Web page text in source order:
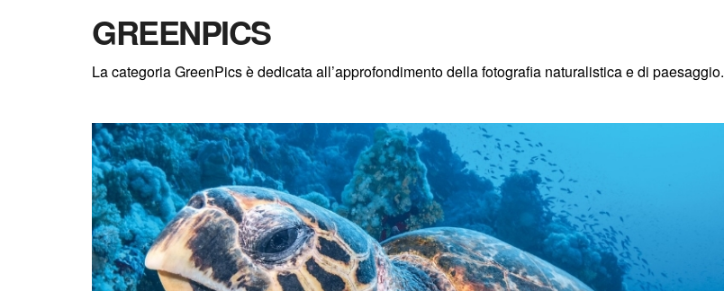
GREENPICS
La categoria GreenPics è dedicata all’approfondimento della fotografia naturalistica e di paesaggio.